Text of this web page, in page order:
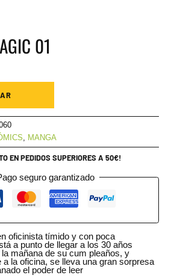
01
, MANGA
EN PEDIDOS SUPERIORES A 50€!
seguro garantizado
oficinista tímido y con poca
a punto de llegar a los 30 años
mañana de su cum pleaños, y
a la oficina, se lleva una gran sorpresa
el poder de leer